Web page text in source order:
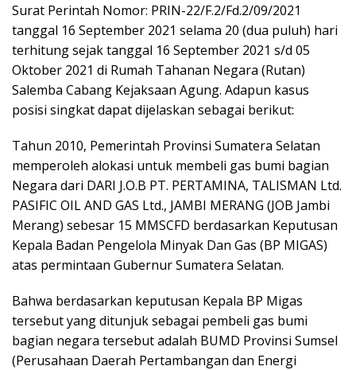
Surat Perintah Nomor: PRIN-22/F.2/Fd.2/09/2021
tanggal 16 September 2021 selama 20 (dua puluh) hari
terhitung sejak tanggal 16 September 2021 s/d 05
Oktober 2021 di Rumah Tahanan Negara (Rutan)
Salemba Cabang Kejaksaan Agung. Adapun kasus
posisi singkat dapat dijelaskan sebagai berikut:
Tahun 2010, Pemerintah Provinsi Sumatera Selatan
memperoleh alokasi untuk membeli gas bumi bagian
Negara dari DARI J.O.B PT. PERTAMINA, TALISMAN Ltd.
PASIFIC OIL AND GAS Ltd., JAMBI MERANG (JOB Jambi
Merang) sebesar 15 MMSCFD berdasarkan Keputusan
Kepala Badan Pengelola Minyak Dan Gas (BP MIGAS)
atas permintaan Gubernur Sumatera Selatan.
Bahwa berdasarkan keputusan Kepala BP Migas
tersebut yang ditunjuk sebagai pembeli gas bumi
bagian negara tersebut adalah BUMD Provinsi Sumsel
(Perusahaan Daerah Pertambangan dan Energi